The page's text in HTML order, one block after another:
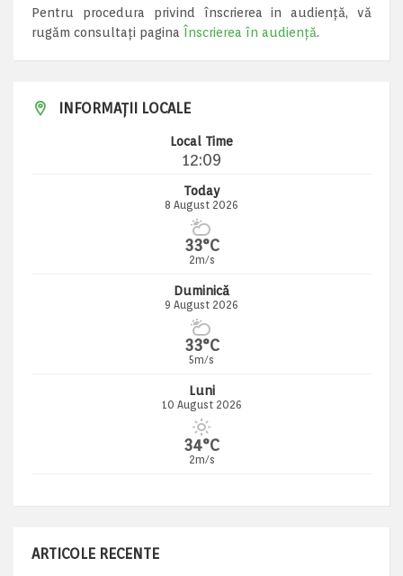
Pentru procedura privind înscrierea in audiență, vă
rugăm consultați pagina Înscrierea în audiență.
INFORMAȚII LOCALE
Local Time
12:09
Today
8 August 2026
33°C
2m/s
Duminică
9 August 2026
33°C
5m/s
Luni
10 August 2026
34°C
2m/s
ARTICOLE RECENTE